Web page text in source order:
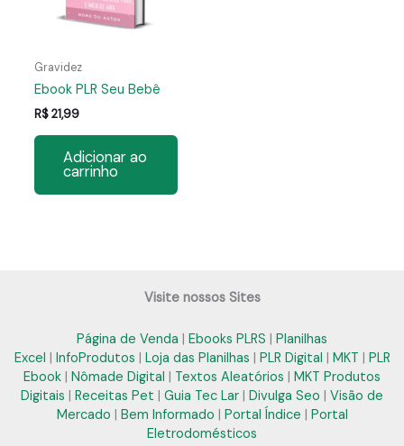
Gravidez
Ebook PLR Seu Bebê
R$21,99
Adicionar ao
carrinho
Visite nossos Sites
Página de Venda | Ebooks PLRS | Planilhas
Excel | InfoProdutos | Loja das Planilhas | PLR Digital | MKT | PLR
Ebook | Nômade Digital | Textos Aleatórios | MKT Produtos
Digitais | Receitas Pet | Guia Tec Lar | Divulga Seo | Visão de
Mercado | Bem Informado | Portal Índice | Portal
Eletrodomésticos